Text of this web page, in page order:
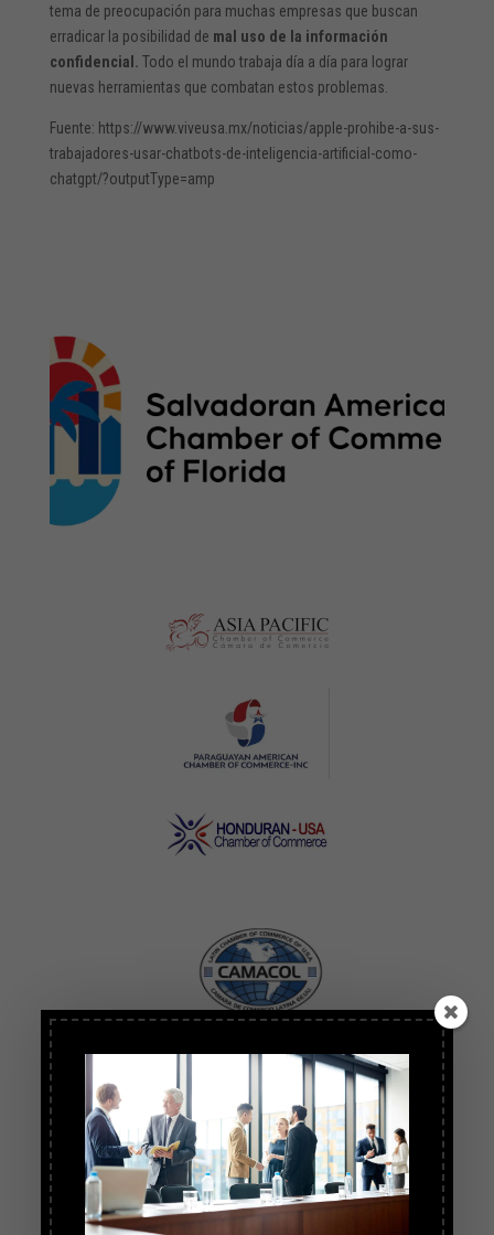
tema de preocupación para muchas empresas que buscan
erradicar la posibilidad de mal uso de la información
confidencial. Todo el mundo trabaja día a día para lograr
nuevas herramientas que combatan estos problemas.
Fuente: https://www.viveusa.mx/noticias/apple-prohibe-a-sus-
trabajadores-usar-chatbots-de-inteligencia-artificial-como-
chatgpt/?outputType=amp